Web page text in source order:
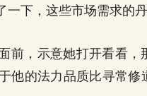
下，这些市场需求的
前，示意她打开看看
他的法力品质比寻常